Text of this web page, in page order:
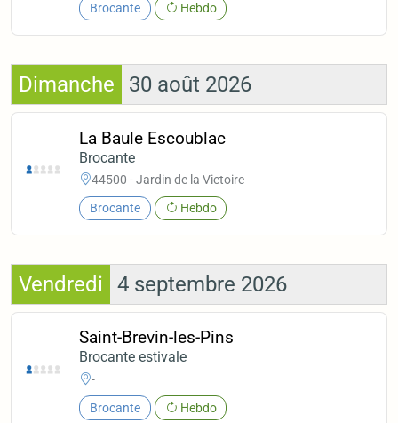
Brocante Hebdo
Dimanche 30 août 2026
La Baule Escoublac
Brocante
44500 - Jardin de la Victoire
Brocante Hebdo
Vendredi 4 septembre 2026
Saint-Brevin-les-Pins
Brocante estivale
-
Brocante Hebdo